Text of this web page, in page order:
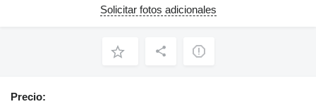
Solicitar fotos adicionales
Precio: